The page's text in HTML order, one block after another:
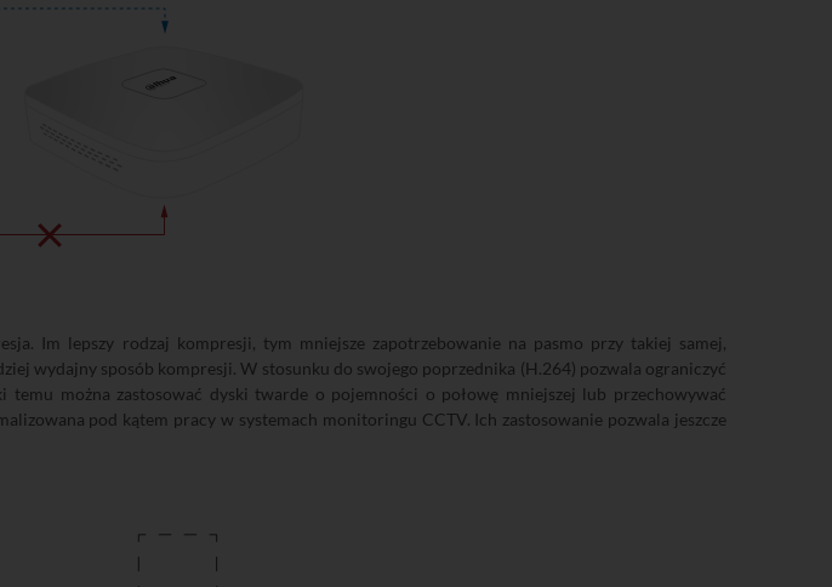
Im lepszy rodzaj kompresji, tym mniejsze zapotrzebowanie na pasmo przy takiej samej,
wydajny sposób kompresji. W stosunku do swojego poprzednika (H.264) pozwala ograniczyć
można zastosować dyski twarde o pojemności o połowę mniejszej lub przechowywać
pod kątem pracy w systemach monitoringu CCTV. Ich zastosowanie pozwala jeszcze